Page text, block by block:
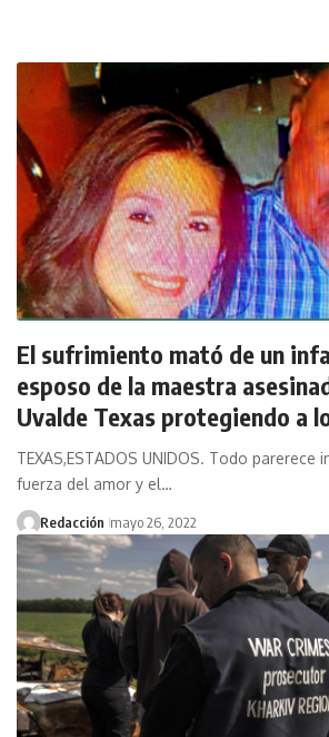
El sufrimiento mató de un
esposo de la maestra
Uvalde Texas protegiendo a
TEXAS,ESTADOS UNIDOS. Todo parerece
fuerza del amor y el…
Redacción mayo 26, 2022